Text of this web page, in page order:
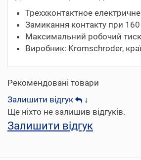
Треххконтактное
Замикання контакту при 160
Максимальний робочий
Виробник: Kromschroder,
Рекомендовані товари
Залишити відгук
↓
Ще ніхто не залишив відгуків.
Залишити відгук